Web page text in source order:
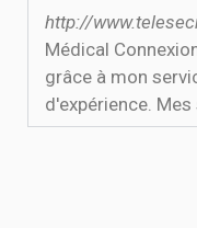
http://
Médical
grâce à mon
d'expérience.